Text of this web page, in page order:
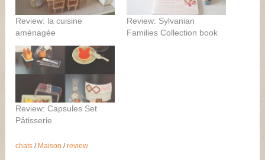
Review: la cuisine
aménagée
Review: Sylvanian
Families Collection book
Review: Capsules Set
Pâtisserie
chats / Maison /review